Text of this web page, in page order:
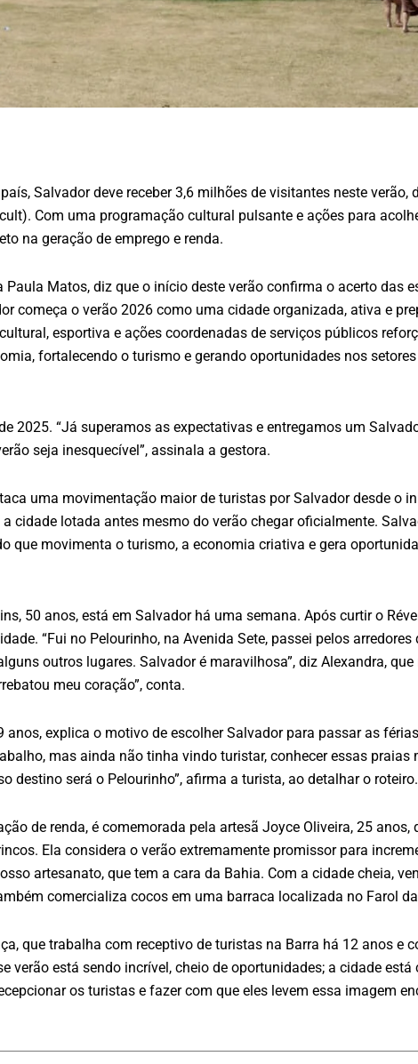
Salvador deve receber 3,6 milhões de visitantes neste verão,
Com uma programação cultural pulsante e ações para
na geração de emprego e renda.
Matos, diz que o início deste verão confirma o acerto das
começa o verão 2026 como uma cidade organizada, ativa e
esportiva e ações coordenadas de serviços públicos
fortalecendo o turismo e gerando oportunidades nos
2025. “Já superamos as expectativas e entregamos um
seja inesquecível”, assinala a gestora.
uma movimentação maior de turistas por Salvador desde o
cidade lotada antes mesmo do verão chegar oficialmente.
que movimenta o turismo, a economia criativa e gera
50 anos, está em Salvador há uma semana. Após curtir o
“Fui no Pelourinho, na Avenida Sete, passei pelos arredores
outros lugares. Salvador é maravilhosa”, diz Alexandra, que
meu coração”, conta.
explica o motivo de escolher Salvador para passar as
mas ainda não tinha vindo turistar, conhecer essas praias
destino será o Pelourinho”, afirma a turista, ao detalhar o roteiro.
de renda, é comemorada pela artesã Joyce Oliveira, 25 anos,
Ela considera o verão extremamente promissor para
artesanato, que tem a cara da Bahia. Com a cidade cheia,
comercializa cocos em uma barraca localizada no Farol
que trabalha com receptivo de turistas na Barra há 12 anos e
verão está sendo incrível, cheio de oportunidades; a cidade
os turistas e fazer com que eles levem essa imagem